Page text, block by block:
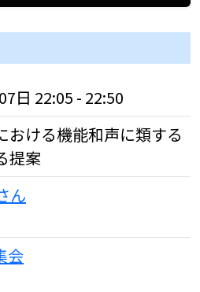
日 22:05 - 22:50
おける機能和声に類する
提案
ん
会